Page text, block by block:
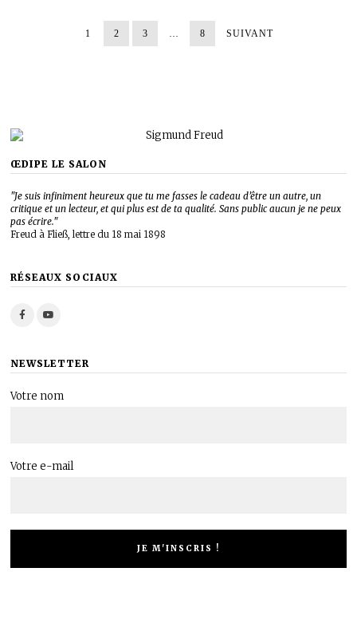
1 2 3 … 8 SUIVANT
ŒDIPE LE SALON
"Je suis infiniment heureux que tu me fasses le cadeau d’être un autre, un
critique et un lecteur, et qui plus est de ta qualité. Sans public aucun je ne peux
pas écrire."
Freud à Fließ, lettre du 18 mai 1898
RÉSEAUX SOCIAUX
NEWSLETTER
Votre nom
Votre e-mail